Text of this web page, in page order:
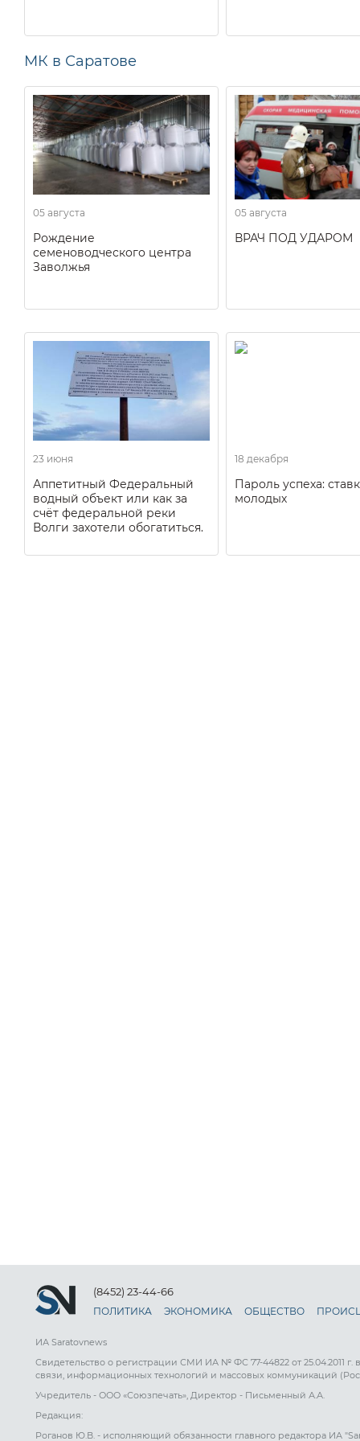
МК в Саратове
05 августа
Рождение
семеноводческого центра
Заволжья
05 августа
ВРАЧ ПОД УДАРОМ
23 июня
Аппетитный Федеральный
водный объект или как за
счёт федеральной реки
Волги захотели обогатиться.
18 декабря
Пароль успеха:
молодых
(8452) 23-44-66
ПОЛИТИКА ЭКОНОМИКА ОБЩЕСТВО
ИА Saratovnews
Свидетельство о регистрации СМИ ИА № ФС 77-44822 от 25.04.2011
связи, информационных технологий и массовых коммуникаций
Учредитель - ООО «Союзпечать», Директор - Письменный А.А.
Редакция:
Роганов Ю.В. - исполняющий обязанности главного редактора ИА